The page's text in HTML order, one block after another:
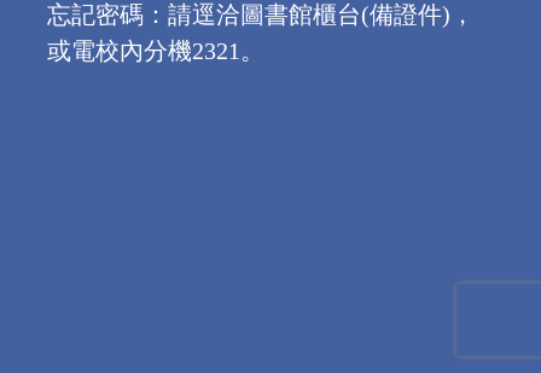
忘記密碼：請逕洽圖書館櫃台(備證件)，
或電校內分機2321。